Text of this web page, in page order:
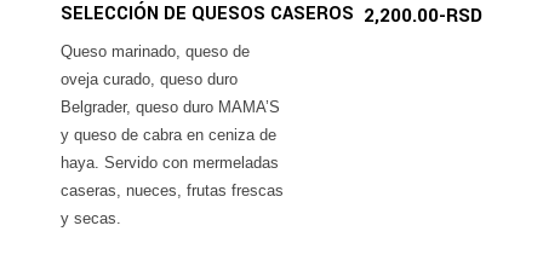
SELECCIÓN DE QUESOS CASEROS 2,200.00-RSD
Queso marinado, queso de
oveja curado, queso duro
Belgrader, queso duro MAMA’S
y queso de cabra en ceniza de
haya. Servido con mermeladas
caseras, nueces, frutas frescas
y secas.